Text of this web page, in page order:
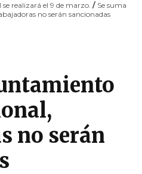
realizará el 9 de marzo. / Se suma
no serán sancionadas
no serán